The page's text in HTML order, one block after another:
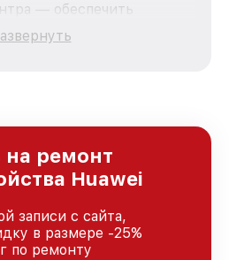
— обеспечить
ремонт для
продукции Huawei, вне
повышая
наших
на ремонт
Huawei
записи с сайта,
в размере -25%
по ремонту